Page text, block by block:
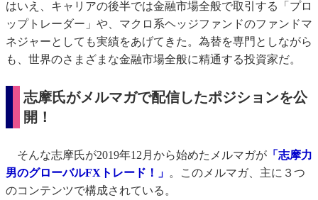
はいえ、キャリアの後半では金融市場全般で取引する「プロ
ップトレーダー」や、マクロ系ヘッジファンドのファンドマ
ネジャーとしても実績をあげてきた。為替を専門としながら
も、世界のさまざまな金融市場全般に精通する投資家だ。
志摩氏がメルマガで配信したポジションを公
開！
そんな志摩氏が2019年12月から始めたメルマガが 「志摩力
男のグローバルFXトレード！」 。このメルマガ、主に３つ
のコンテンツで構成されている。